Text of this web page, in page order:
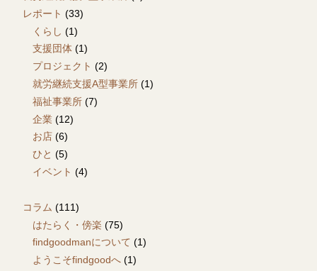
レポート (33)
くらし (1)
支援団体 (1)
プロジェクト (2)
就労継続支援A型事業所 (1)
福祉事業所 (7)
企業 (12)
お店 (6)
ひと (5)
イベント (4)
コラム (111)
はたらく・傍楽 (75)
findgoodmanについて (1)
ようこそfindgoodへ (1)